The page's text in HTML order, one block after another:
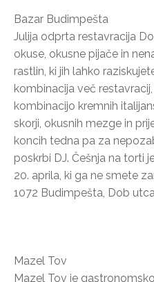
Bazar Budimpešta
Julija odprta restavracija
okuse, okusne pijače in
rastlin, ki jih lahko
kombinacija več
kombinacijo kremnih
skorji, okusnih mezge in
koncih tedna pa za
poskrbi DJ. Češnja na torti
20. aprila, ki ga ne smete
1072 Budimpešta, Dob
Mazel Tov
Mazel Tov je